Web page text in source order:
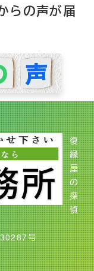
らの声が届
復
縁
屋
の
探
偵
号